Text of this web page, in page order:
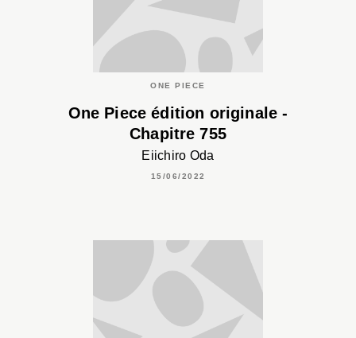
ONE PIECE
One Piece édition originale -
Chapitre 755
Eiichiro Oda
15/06/2022